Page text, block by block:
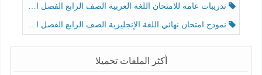
تدريبات عامة للامتحان اللغة العربية الصف الرابع الفصل الثالث
نموذج امتحان نهائي اللغة الإنجليزية الصف الرابع الفصل الثالث
أكثر الملفات تحميلا